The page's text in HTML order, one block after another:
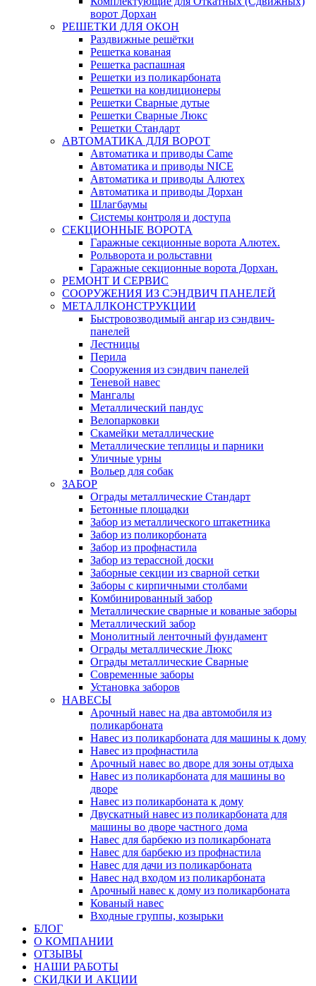
ворот Дорхан
РЕШЕТКИ ДЛЯ ОКОН
Раздвижные решётки
Решетка кованая
Решетка распашная
Решетки из поликарбоната
Решетки на кондиционеры
Решетки Сварные дутые
Решетки Сварные Люкс
Решетки Стандарт
АВТОМАТИКА ДЛЯ ВОРОТ
Автоматика и приводы Came
Автоматика и приводы NICE
Автоматика и приводы Алютех
Автоматика и приводы Дорхан
Шлагбаумы
Системы контроля и доступа
СЕКЦИОННЫЕ ВОРОТА
Гаражные секционные ворота Алютех.
Рольворота и рольставни
Гаражные секционные ворота Дорхан.
РЕМОНТ И СЕРВИС
СООРУЖЕНИЯ ИЗ СЭНДВИЧ ПАНЕЛЕЙ
МЕТАЛЛКОНСТРУКЦИИ
Быстровозводимый ангар из сэндвич-
панелей
Лестницы
Перила
Сооружения из сэндвич панелей
Теневой навес
Мангалы
Металлический пандус
Велопарковки
Скамейки металлические
Металлические теплицы и парники
Уличные урны
Вольер для собак
ЗАБОР
Ограды металлические Стандарт
Бетонные площадки
Забор из металлического штакетника
Забор из поликорбоната
Забор из профнастила
Забор из терассной доски
Заборные секции из сварной сетки
Заборы с кирпичными столбами
Комбинированный забор
Металлические сварные и кованые заборы
Металлический забор
Монолитный ленточный фундамент
Ограды металлические Люкс
Ограды металлические Сварные
Современные заборы
Установка заборов
НАВЕСЫ
Арочный навес на два автомобиля из
поликарбоната
Навес из поликарбоната для машины к дому
Навес из профнастила
Арочный навес во дворе для зоны отдыха
Навес из поликарбоната для машины во
дворе
Навес из поликарбоната к дому
Двускатный навес из поликарбоната для
машины во дворе частного дома
Навес для барбекю из поликарбоната
Навес для барбекю из профнастила
Навес для дачи из поликарбоната
Навес над входом из поликарбоната
Арочный навес к дому из поликарбоната
Кованый навес
Входные группы, козырьки
БЛОГ
О КОМПАНИИ
ОТЗЫВЫ
НАШИ РАБОТЫ
СКИДКИ И АКЦИИ